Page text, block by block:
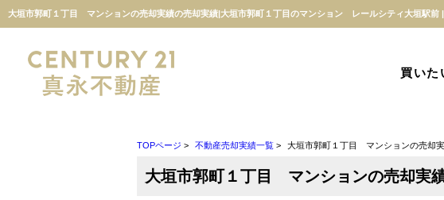
買いた
TOPページ > 不動産売却実績一覧 > 大垣市郭町１丁目 マンションの売却
大垣市郭町１丁目 マンションの売却実